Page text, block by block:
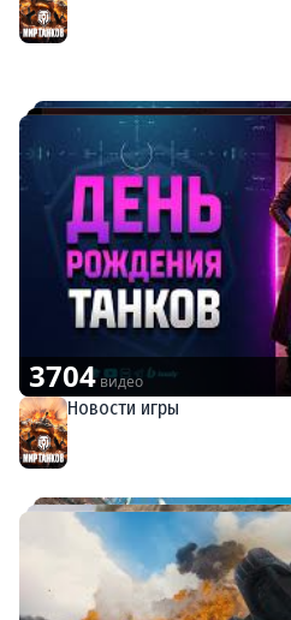
3704видео
Новости игры